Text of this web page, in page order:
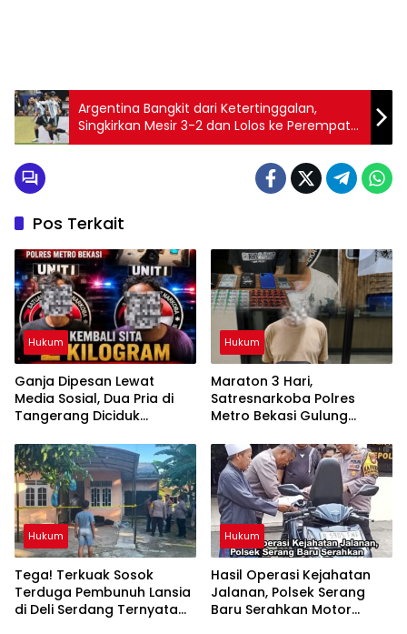
Argentina Bangkit dari Ketertinggalan,
Singkirkan Mesir 3-2 dan Lolos ke Perempat
Final
Pos Terkait
Hukum
Ganja Dipesan Lewat
Media Sosial, Dua Pria di
Tangerang Diciduk
Metro Bekasi
Hukum
Maraton 3 Hari,
Satresnarkoba Polres
Metro Bekasi Gulung
Tramadol
Hukum
Tega! Terkuak Sosok
Terduga Pembunuh Lansia
di Deli Serdang Ternyata
Hukum
Hasil Operasi Kejahatan
Jalanan, Polsek Serang
Baru Serahkan Motor